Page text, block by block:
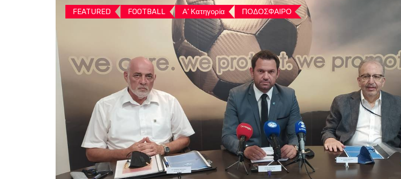
FEATURED FOOTBALL Α’ Κατηγορία ΠΟΔΟΣΦΑΙΡΟ